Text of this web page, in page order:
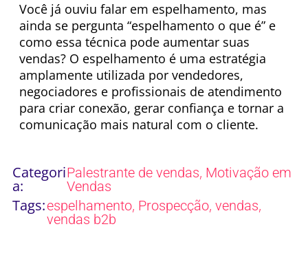
Você já ouviu falar em espelhamento, mas
ainda se pergunta “espelhamento o que é” e
como essa técnica pode aumentar suas
vendas? O espelhamento é uma estratégia
amplamente utilizada por vendedores,
negociadores e profissionais de atendimento
para criar conexão, gerar confiança e tornar a
comunicação mais natural com o cliente.
Categori
a:
Palestrante de vendas, Motivação em
Vendas
Tags:espelhamento, Prospecção, vendas,
vendas b2b